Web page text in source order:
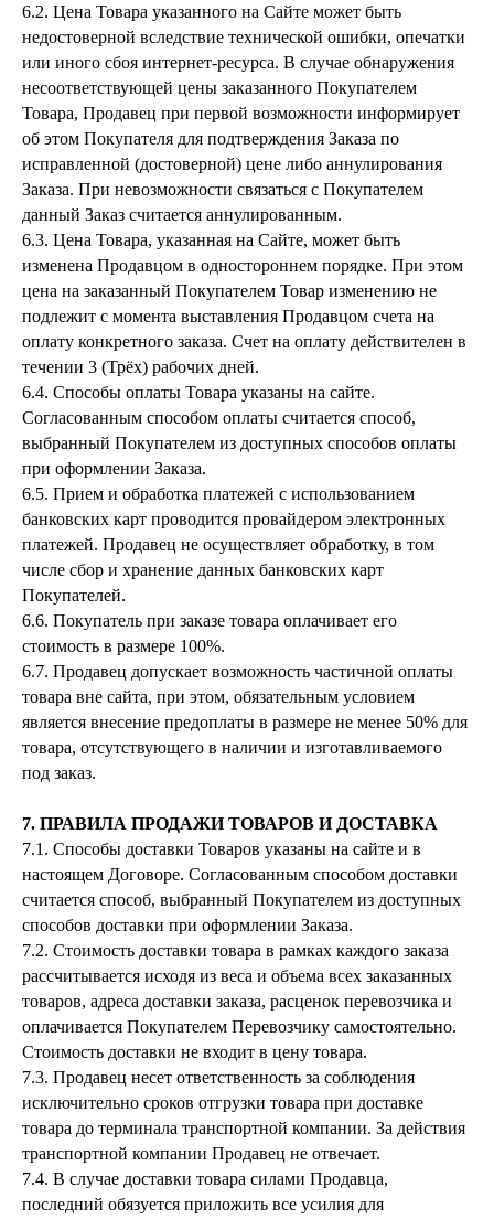
6.2. Цена Товара указанного на Сайте может быть
недостоверной вследствие технической ошибки, опечатки
или иного сбоя интернет-ресурса. В случае обнаружения
несоответствующей цены заказанного Покупателем
Товара, Продавец при первой возможности информирует
об этом Покупателя для подтверждения Заказа по
исправленной (достоверной) цене либо аннулирования
Заказа. При невозможности связаться с Покупателем
данный Заказ считается аннулированным.
6.3. Цена Товара, указанная на Сайте, может быть
изменена Продавцом в одностороннем порядке. При этом
цена на заказанный Покупателем Товар изменению не
подлежит с момента выставления Продавцом счета на
оплату конкретного заказа. Счет на оплату действителен в
течении 3 (Трёх) рабочих дней.
6.4. Способы оплаты Товара указаны на сайте.
Согласованным способом оплаты считается способ,
выбранный Покупателем из доступных способов оплаты
при оформлении Заказа.
6.5. Прием и обработка платежей с использованием
банковских карт проводится провайдером электронных
платежей. Продавец не осуществляет обработку, в том
числе сбор и хранение данных банковских карт
Покупателей.
6.6. Покупатель при заказе товара оплачивает его
стоимость в размере 100%.
6.7. Продавец допускает возможность частичной оплаты
товара вне сайта, при этом, обязательным условием
является внесение предоплаты в размере не менее 50% для
товара, отсутствующего в наличии и изготавливаемого
под заказ.
7. ПРАВИЛА ПРОДАЖИ ТОВАРОВ И ДОСТАВКА
7.1. Способы доставки Товаров указаны на сайте и в
настоящем Договоре. Согласованным способом доставки
считается способ, выбранный Покупателем из доступных
способов доставки при оформлении Заказа.
7.2. Стоимость доставки товара в рамках каждого заказа
рассчитывается исходя из веса и объема всех заказанных
товаров, адреса доставки заказа, расценок перевозчика и
оплачивается Покупателем Перевозчику самостоятельно.
Стоимость доставки не входит в цену товара.
7.3. Продавец несет ответственность за соблюдения
исключительно сроков отгрузки товара при доставке
товара до терминала транспортной компании. За действия
транспортной компании Продавец не отвечает.
7.4. В случае доставки товара силами Продавца,
последний обязуется приложить все усилия для